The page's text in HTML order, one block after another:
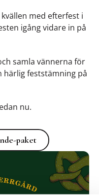
med efterfest i
igång vidare in på
samla vännerna för
härlig feststämning på
nu.
Boka boende-paket
paket